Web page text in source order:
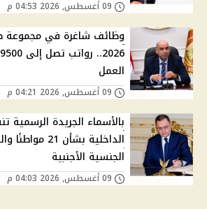
وظائف شاغرة في
العمل
بالأسماء الجريدة الرسمية
الداخلية بشأن
الجنسية الأجنبية